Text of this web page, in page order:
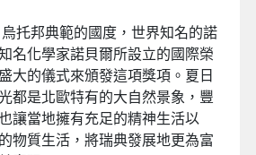
托邦典範的國度，世界知名的諾
名化學家諾貝爾所設立的國際榮
大的儀式來頒發這項獎項。夏日
都是北歐特有的大自然景象，豐
讓當地擁有充足的精神生活以
物質生活，將瑞典發展地更為富